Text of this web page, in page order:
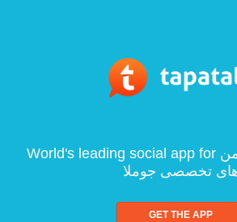
World's leading social app for پارس جوم :: انجمن
تخصصی جوملا
GET THE APP